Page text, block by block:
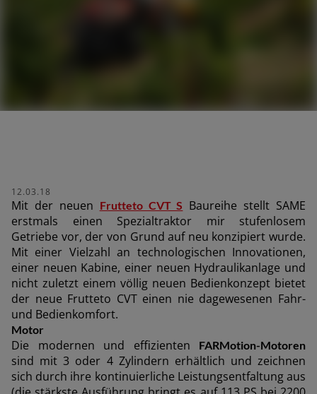
12.03.18
Mit der neuen Frutteto CVT S Baureihe stellt SAME
erstmals einen Spezialtraktor mir stufenlosem
Getriebe vor, der von Grund auf neu konzipiert wurde.
Mit einer Vielzahl an technologischen Innovationen,
einer neuen Kabine, einer neuen Hydraulikanlage und
nicht zuletzt einem völlig neuen Bedienkonzept bietet
der neue Frutteto CVT einen nie dagewesenen Fahr-
und Bedienkomfort.
Motor
Die modernen und effizienten FARMotion-Motoren
sind mit 3 oder 4 Zylindern erhältlich und zeichnen
sich durch ihre kontinuierliche Leistungsentfaltung aus